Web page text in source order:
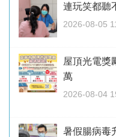
連玩笑都聽
2026-08-05
屋頂光電
萬
2026-08-04
暑假腸病毒